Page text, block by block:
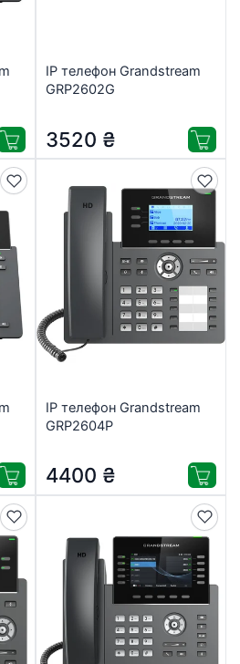
IP телефон Grandstream
GRP2602G
3520 ₴
IP телефон Grandstream
GRP2604P
4400 ₴